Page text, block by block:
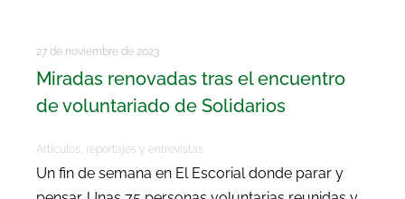
27 de noviembre de 2023
Miradas renovadas tras el encuentro
de voluntariado de Solidarios
Artículos, reportajes y entrevistas
Un fin de semana en El Escorial donde parar y